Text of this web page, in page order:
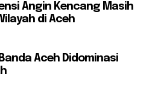
Angin Kencang Masih
di Aceh
Aceh Didominasi